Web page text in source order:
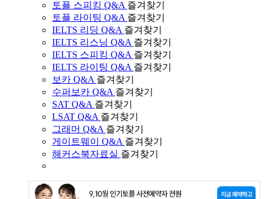
토플 스피킹 Q&A 즐겨찾기
토플 라이팅 Q&A 즐겨찾기
IELTS 리딩 Q&A 즐겨찾기
IELTS 리스닝 Q&A 즐겨찾기
IELTS 스피킹 Q&A 즐겨찾기
IELTS 라이팅 Q&A 즐겨찾기
보카 Q&A 즐겨찾기
수퍼보카 Q&A 즐겨찾기
SAT Q&A 즐겨찾기
LSAT Q&A 즐겨찾기
그래머 Q&A 즐겨찾기
게이트웨이 Q&A 즐겨찾기
해커스북자료실 즐겨찾기